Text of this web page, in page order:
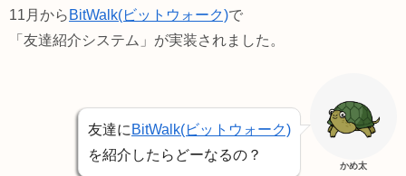
11月から BitWalk(ビットウォーク)で
「友達紹介システム」が実装されました。
友達に BitWalk(ビットウォーク)
を紹介したらどーなるの？
かめ太